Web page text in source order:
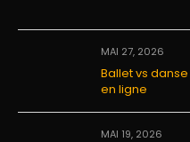
MAI 27, 2026
Ballet vs
en ligne
MAI 19, 2026